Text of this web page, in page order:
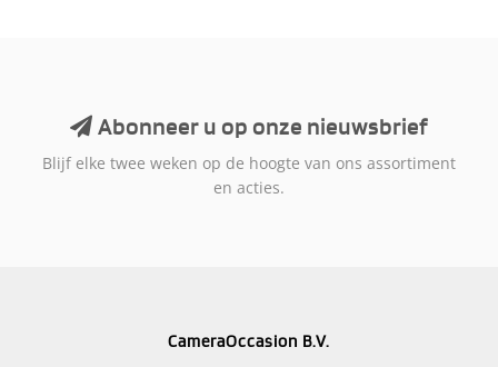
Abonneer u op onze nieuwsbrief
Blijf elke twee weken op de hoogte van ons assortiment
en acties.
CameraOccasion B.V.